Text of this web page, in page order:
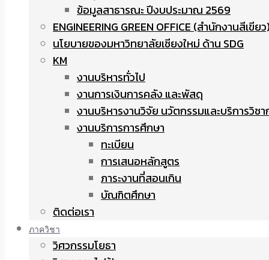
ข้อมูลสาธารณะ ปีงบประมาณ 2569
ENGINEERING GREEN OFFICE (สำนักงานสีเขีย
นโยบายของมหาวิทยาลัยเชียงใหม่ ด้าน SDG
KM
งานบริหารทั่วไป
งานการเงินการคลัง และพัสดุ
งานบริหารงานวิจัย นวัตกรรมและบริการวิชา
งานบริการการศึกษา
ทะเบียน
การเสนอหลักสูตร
ภาระงานที่สอนเกิน
บัณฑิตศึกษา
ติดต่อเรา
ภาควิชา
วิศวกรรมโยธา